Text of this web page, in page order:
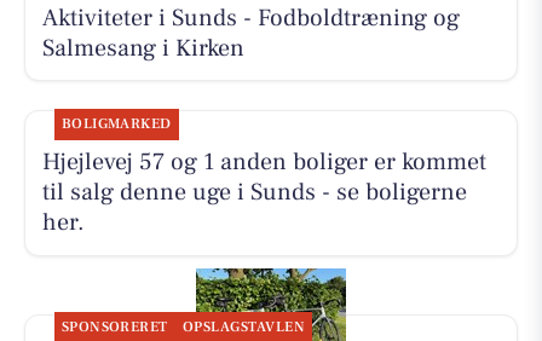
Aktiviteter i Sunds - Fodboldtræning og
Salmesang i Kirken
BOLIGMARKED
Hjejlevej 57 og 1 anden boliger er kommet
til salg denne uge i Sunds - se boligerne
her.
SPONSORERET OPSLAGSTAVLEN